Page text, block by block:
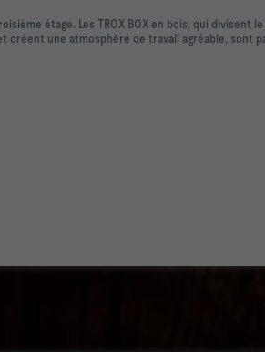
étage. Les TROX BOX en bois, qui divisent
créent une atmosphère de travail agréable, sont